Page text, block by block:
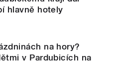
hlavně hotely
na hory?
v Pardubicích na